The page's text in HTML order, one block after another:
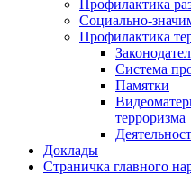
Профилактика
Социально-
Профилактика
Система
Памятки
терроризма
Доклады
Страничка главного